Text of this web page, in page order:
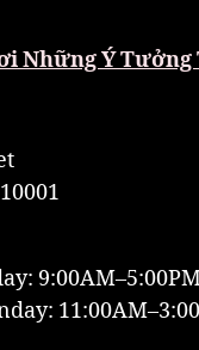
Những Ý Tưởng